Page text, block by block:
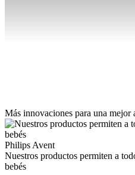
Más innovaciones para una mejor
Philips Avent
Nuestros productos permiten a
bebés